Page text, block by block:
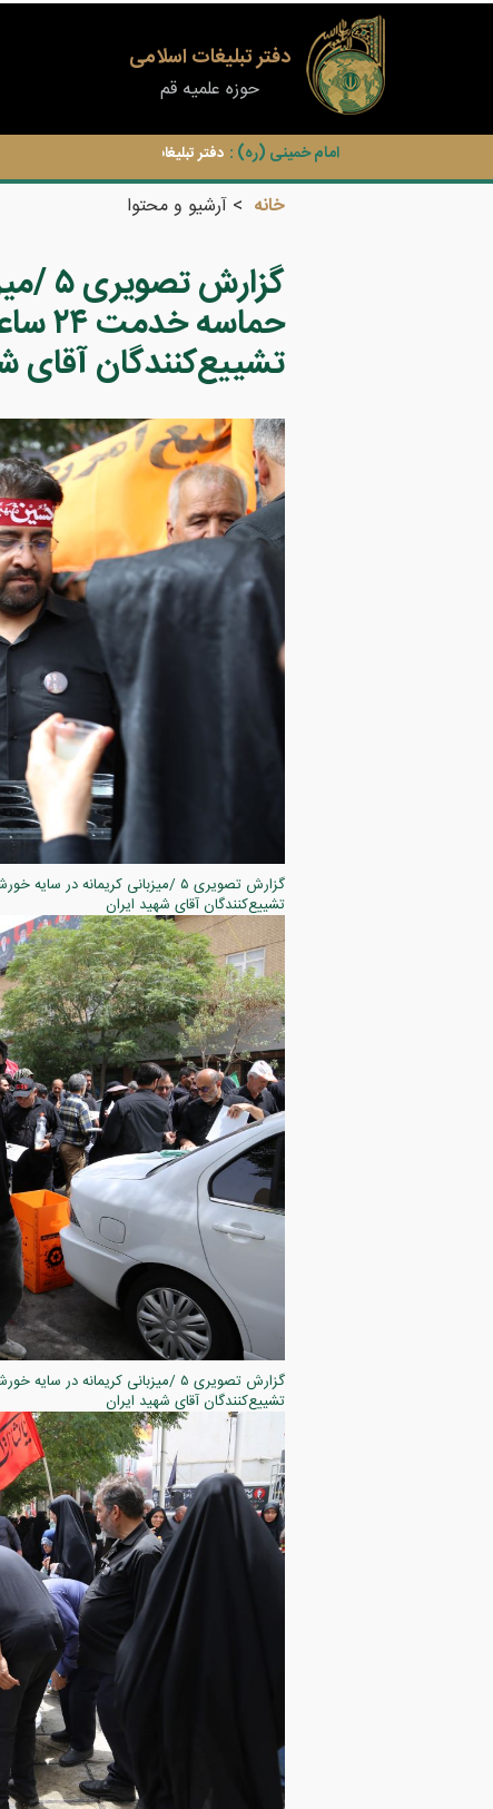
دفتر تبلیغات اسلامی
حوزه علمیه قم
امام خمینی (ره) : دفتر تبلیغات اسلامی خدمات شایان
خانه آرشیو و محتوا
تشییع‌کنندگان آقای
تشییع‌کنندگان آقای شهید ایران
تشییع‌کنندگان آقای شهید ایران